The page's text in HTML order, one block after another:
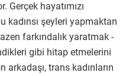
Gerçek hayatımızı
kadınsı şeyleri yapmaktan
farkındalık yaratmak -
gibi hitap etmelerini
trans kadınların